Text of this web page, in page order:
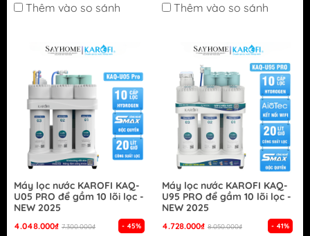
Thêm vào so sánh Thêm vào so sánh
Máy lọc nước KAROFI KAQ-
U05 PRO để gầm 10 lõi lọc -
NEW 2025
4.048.000₫ 7.300.000₫ - 45%
Máy lọc nước KAROFI KAQ-
U95 PRO để gầm 10 lõi lọc -
NEW 2025
4.728.000₫ 8.050.000₫ - 41%